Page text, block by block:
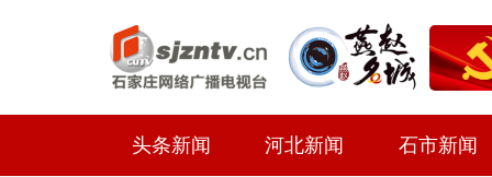
头条新闻 河北新闻 石市新闻